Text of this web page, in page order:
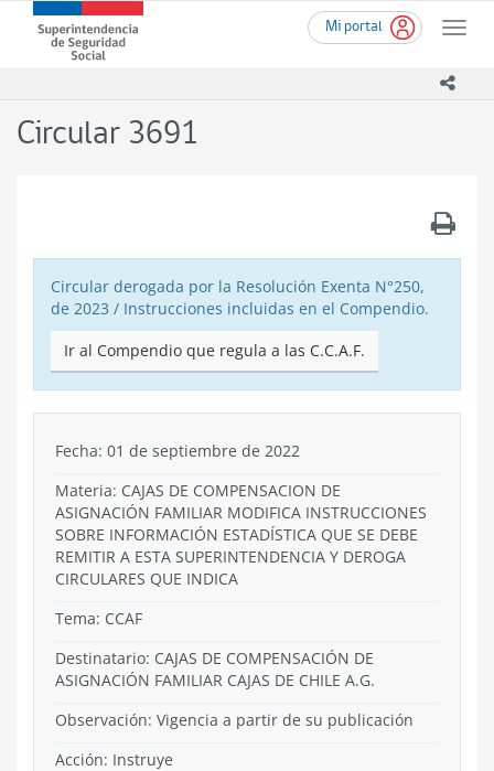
contenido
Mi portal
Toggle
Superintendencia
de
-
Circular 3691
Circular derogada por la Resolución Exenta N°250,
de 2023 / Instrucciones incluidas en el Compendio.
Ir al Compendio que regula a las C.C.A.F.
Fecha: 01 de septiembre de 2022
Materia: CAJAS DE COMPENSACION DE
ASIGNACIÓN FAMILIAR MODIFICA INSTRUCCIONES
SOBRE INFORMACIÓN ESTADÍSTICA QUE SE DEBE
REMITIR A ESTA SUPERINTENDENCIA Y DEROGA
CIRCULARES QUE INDICA
Tema: CCAF
Destinatario: CAJAS DE COMPENSACIÓN DE
ASIGNACIÓN FAMILIAR CAJAS DE CHILE A.G.
Observación: Vigencia a partir de su publicación
Acción: Instruye